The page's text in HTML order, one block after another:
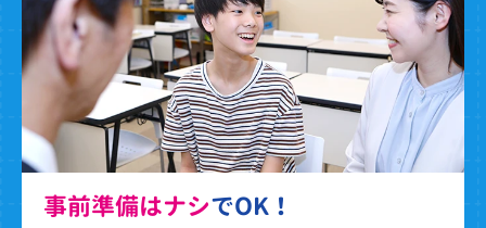
事前準備はナシでOK！